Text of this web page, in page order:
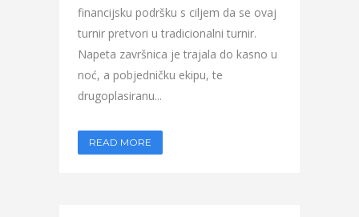
financijsku podršku s ciljem da se ovaj
turnir pretvori u tradicionalni turnir.
Napeta završnica je trajala do kasno u
noć, a pobjedničku ekipu, te
drugoplasiranu...
READ MORE